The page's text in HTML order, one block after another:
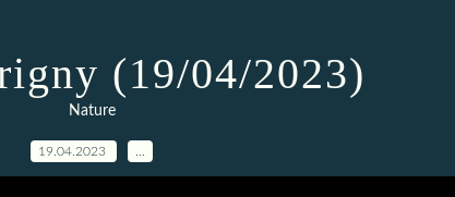
(19/04/2023)
Nature
19.04.2023